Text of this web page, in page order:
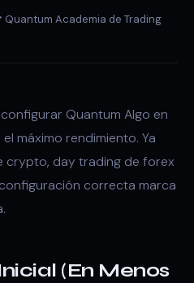
Quantum Academia de Trading
Quantum Algo en
máximo rendimiento. Ya
crypto, day trading de forex
correcta marca
(En Menos